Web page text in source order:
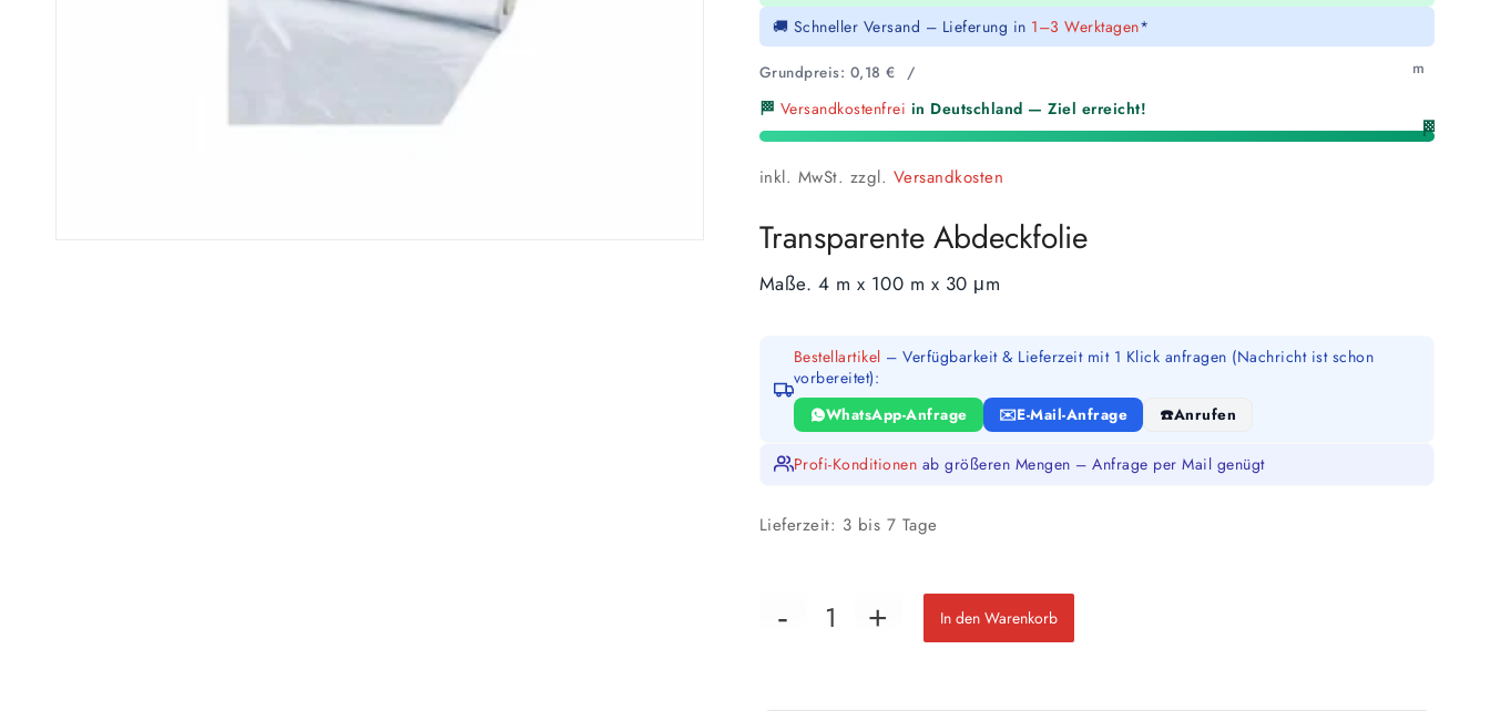
🚚 Schneller Versand – Lieferung in 1–3 Werktagen*
Grundpreis: 0,18€ / m
🏁 Versandkostenfrei in Deutschland — Ziel erreicht!
🏁
inkl. MwSt. zzgl. Versandkosten
Transparente Abdeckfolie
Maße. 4 m x 100 m x 30 μm
Bestellartikel – Verfügbarkeit & Lieferzeit mit 1 Klick anfragen (Nachricht ist schon
vorbereitet):
WhatsApp-Anfrage E-Mail-Anfrage Anrufen
Profi-Konditionen ab größeren Mengen – Anfrage per Mail genügt
Lieferzeit: 3 bis 7 Tage
In den Warenkorb